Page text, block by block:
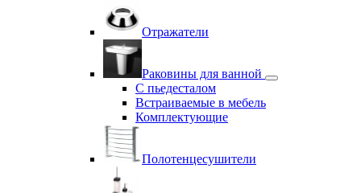
Отражатели
Раковины для ванной
С пьедесталом
Встраиваемые в мебель
Комплектующие
Полотенцесушители